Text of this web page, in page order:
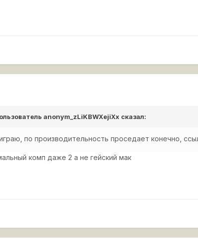
anonym_zLiKBWXejiXx сказал:
по производительность проседает конечно,
комп даже 2 а не гейский мак